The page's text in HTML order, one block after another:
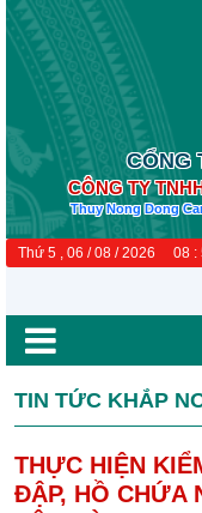
CỔNG
CÔNG TY
Thuy Nong Dong
Thứ 5 , 06 / 08 / 2026 08 :
TIN TỨC KHẮP
THỰC HIỆN
ĐẬP, HỒ CHỨA